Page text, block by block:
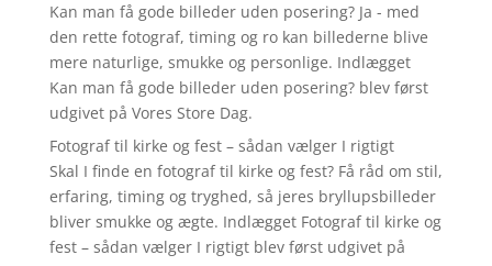
Kan man få gode billeder uden posering? Ja - med
den rette fotograf, timing og ro kan billederne blive
mere naturlige, smukke og personlige. Indlægget
Kan man få gode billeder uden posering? blev først
udgivet på Vores Store Dag.
Fotograf til kirke og fest – sådan vælger I rigtigt
Skal I finde en fotograf til kirke og fest? Få råd om stil,
erfaring, timing og tryghed, så jeres bryllupsbilleder
bliver smukke og ægte. Indlægget Fotograf til kirke og
fest – sådan vælger I rigtigt blev først udgivet på